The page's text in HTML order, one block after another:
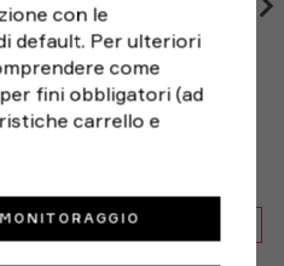
sotto le ascelle e
più larga del torace
quindi annotare la misura.
girovita naturale appena
RUNNING LAUNCH 5"
IN SALDO -30%
con le
default. Per ulteriori
come
fini obbligatori (ad
carrello e